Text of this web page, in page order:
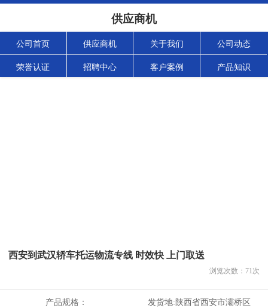
供应商机
公司首页 供应商机 关于我们 公司动态
荣誉认证 招聘中心 客户案例 产品知识
西安到武汉轿车托运物流专线 时效快 上门取送
浏览次数： 71次
产品规格： 发货地:陕西省西安市灞桥区